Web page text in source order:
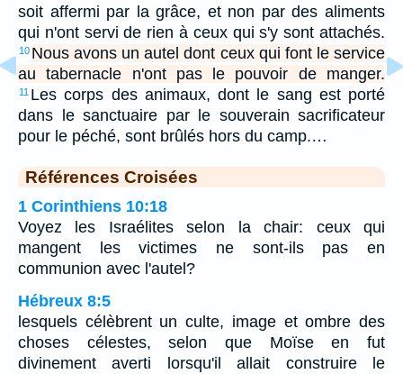
soit affermi par la grâce, et non par des aliments
qui n'ont servi de rien à ceux qui s'y sont attachés.
10 Nous avons un autel dont ceux qui font le service
au tabernacle n'ont pas le pouvoir de manger.
11 Les corps des animaux, dont le sang est porté
dans le sanctuaire par le souverain sacrificateur
pour le péché, sont brûlés hors du camp.…
Références Croisées
1 Corinthiens 10:18
Voyez les Israélites selon la chair: ceux qui
mangent les victimes ne sont-ils pas en
communion avec l'autel?
Hébreux 8:5
lesquels célèbrent un culte, image et ombre des
choses célestes, selon que Moïse en fut
divinement averti lorsqu'il allait construire le